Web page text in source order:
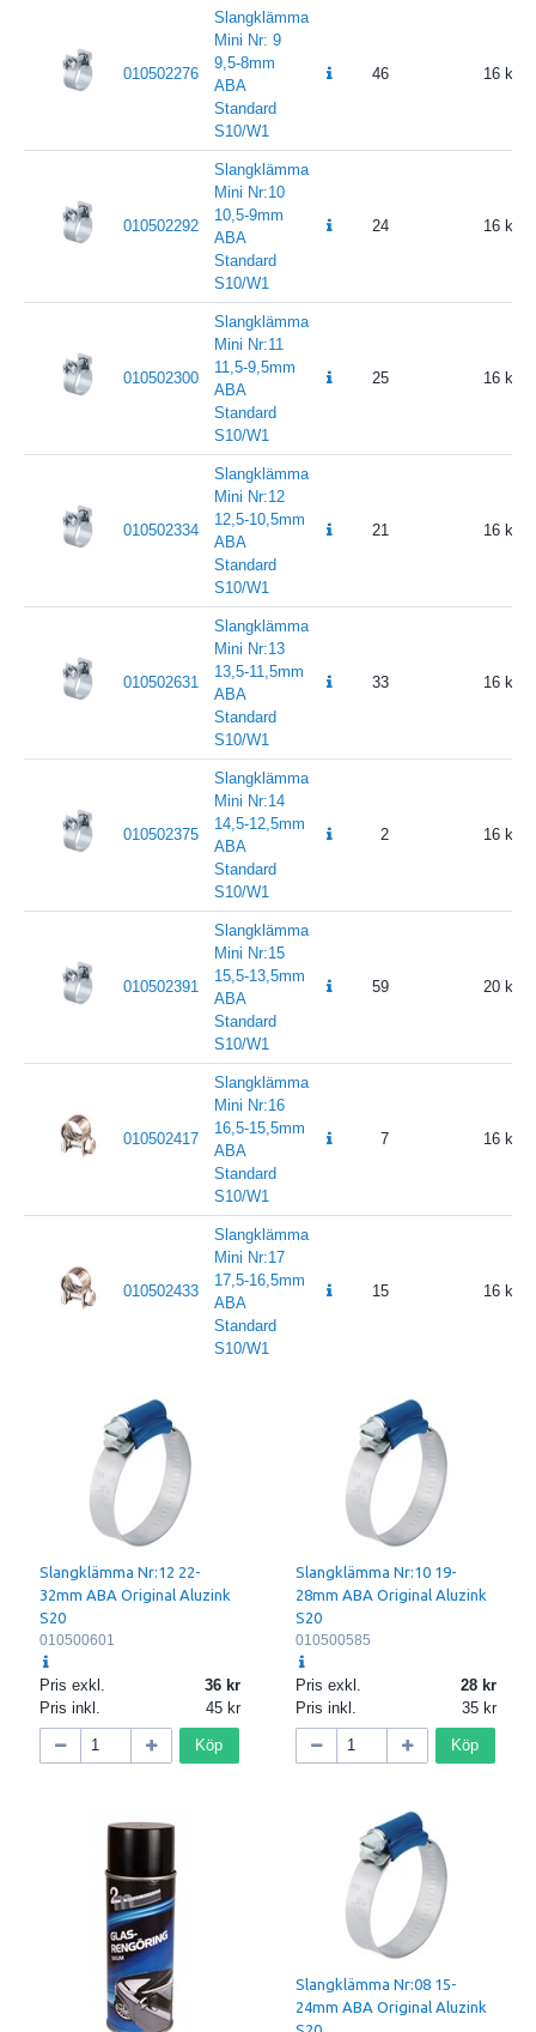
010502276
Slangklämma
Mini Nr: 9
9,5-8mm
ABA
Standard
S10/W1
46 16
010502292
Slangklämma
Mini Nr:10
10,5-9mm
ABA
Standard
S10/W1
24 16
010502300
Slangklämma
Mini Nr:11
11,5-9,5mm
ABA
Standard
S10/W1
25 16
010502334
Slangklämma
Mini Nr:12
12,5-10,5mm
ABA
Standard
S10/W1
21 16
010502631
Slangklämma
Mini Nr:13
13,5-11,5mm
ABA
Standard
S10/W1
33 16
010502375
Slangklämma
Mini Nr:14
14,5-12,5mm
ABA
Standard
S10/W1
2 16
010502391
Slangklämma
Mini Nr:15
15,5-13,5mm
ABA
Standard
S10/W1
59 20
010502417
Slangklämma
Mini Nr:16
16,5-15,5mm
ABA
Standard
S10/W1
7 16
010502433
Slangklämma
Mini Nr:17
17,5-16,5mm
ABA
Standard
S10/W1
15 16
Slangklämma Nr:12 22-
32mm ABA Original Aluzink
S20
010500601
Pris exkl.
36
Pris inkl.
45
Köp
Slangklämma Nr:10 19-
28mm ABA Original Aluzink
S20
010500585
Pris exkl.
28
Pris inkl.
35
Köp
Slangklämma Nr:08 15-
24mm ABA Original Aluzink